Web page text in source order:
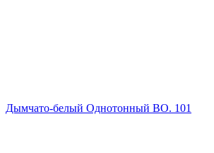
Дымчато-белый Однотонный ВО. 101